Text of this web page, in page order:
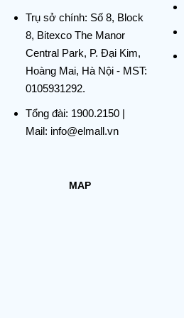
Trụ sở chính: Số 8, Block
8, Bitexco The Manor
Central Park, P. Đại Kim,
Hoàng Mai, Hà Nội - MST:
0105931292.
Tổng đài: 1900.2150|
Mail: info@elmall.vn
MAP